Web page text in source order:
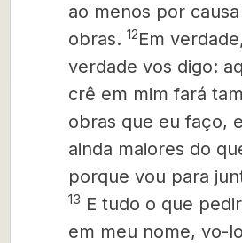
ao menos por
obras. 12Em
verdade vos digo:
crê em mim fará
obras que eu faço,
ainda maiores do
porque vou para
13 E tudo o que
em meu nome, vo-